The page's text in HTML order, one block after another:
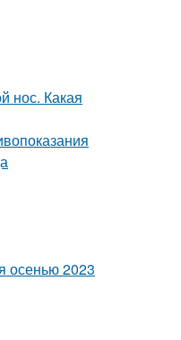
нос. Какая
осенью 2023